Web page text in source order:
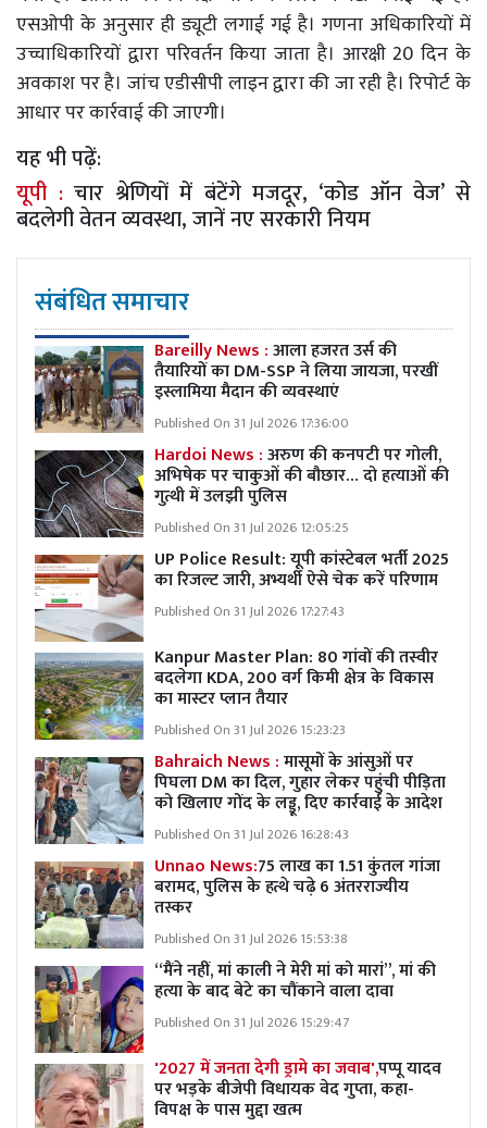
एसओपी के अनुसार ही ड्यूटी लगाई गई है। गणना अधिकारियों में
उच्चाधिकारियों द्वारा परिवर्तन किया जाता है। आरक्षी 20 दिन के
अवकाश पर है। जांच एडीसीपी लाइन द्वारा की जा रही है। रिपोर्ट के
आधार पर कार्रवाई की जाएगी।
यह भी पढ़ें:
यूपी :चार श्रेणियों में बंटेंगे मजदूर, ‘कोड ऑन वेज’ से
बदलेगी वेतन व्यवस्था, जानें नए सरकारी नियम
संबंधित समाचार
Bareilly News :आला हजरत उर्स की
तैयारियों का DM-SSP ने लिया जायजा, परखीं
इस्लामिया मैदान की व्यवस्थाएं
Published On 31 Jul 2026 17:36:00
Hardoi News :अरुण की कनपटी पर गोली,
अभिषेक पर चाकुओं की बौछार… दो हत्याओं की
गुत्थी में उलझी पुलिस
Published On 31 Jul 2026 12:05:25
UP Police Result: यूपी कांस्टेबल भर्ती 2025
का रिजल्ट जारी, अभ्यर्थी ऐसे चेक करें परिणाम
Published On 31 Jul 2026 17:27:43
Kanpur Master Plan: 80 गांवों की तस्वीर
बदलेगा KDA, 200 वर्ग किमी क्षेत्र के विकास
का मास्टर प्लान तैयार
Published On 31 Jul 2026 15:23:23
Bahraich News :मासूमों के आंसुओं पर
पिघला DM का दिल, गुहार लेकर पहुंची पीड़िता
को खिलाए गोंद के लड्डू, दिए कार्रवाई के आदेश
Published On 31 Jul 2026 16:28:43
Unnao News:75 लाख का 1.51 कुंतल गांजा
बरामद, पुलिस के हत्थे चढ़े 6 अंतरराज्यीय
तस्कर
Published On 31 Jul 2026 15:53:38
“मैंने नहीं, मां काली ने मेरी मां को मारां”, मां की
हत्या के बाद बेटे का चौंकाने वाला दावा
Published On 31 Jul 2026 15:29:47
'2027 में जनता देगी ड्रामे का जवाब',पप्पू यादव
पर भड़के बीजेपी विधायक वेद गुप्ता, कहा-
विपक्ष के पास मुद्दा खत्म